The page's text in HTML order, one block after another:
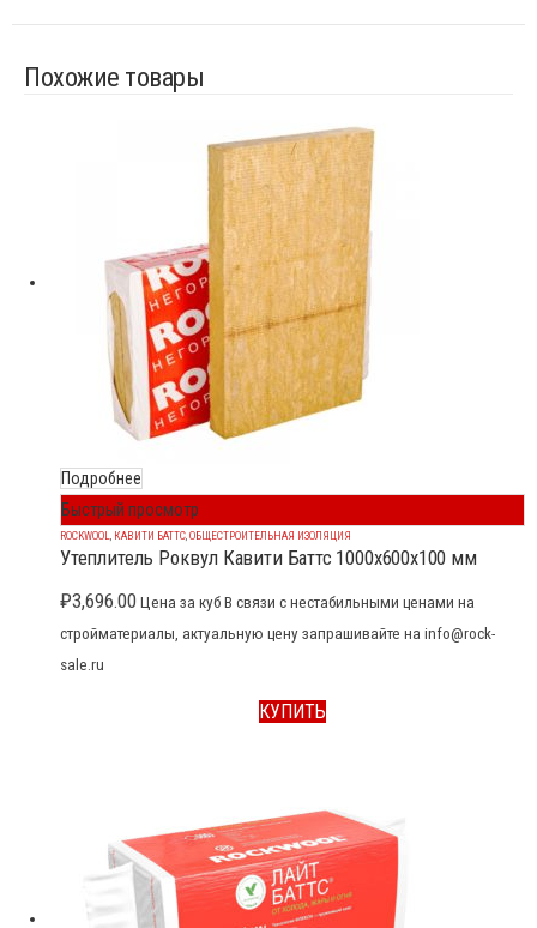
Похожие товары
Подробнее
Быстрый просмотр
ROCKWOOL КАВИТИ БАТТС ОБЩЕСТРОИТЕЛЬНАЯ ИЗОЛЯЦИЯ
Утеплитель Роквул Кавити Баттс 1000x600x100 мм
₽3,696.00 Цена за куб В связи с нестабильными ценами на
стройматериалы, актуальную цену запрашивайте на info@rock-
sale.ru
КУПИТЬ